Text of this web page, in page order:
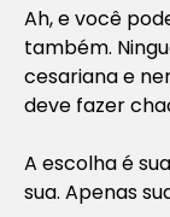
Ah, e você
também.
cesariana e
deve fazer
A escolha é
sua. Apenas